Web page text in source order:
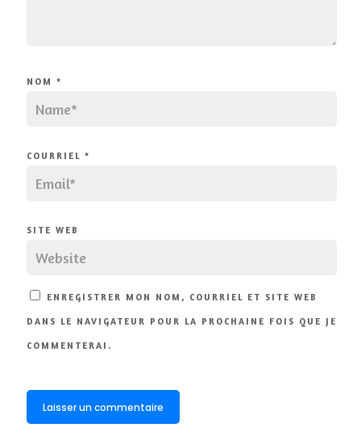
NOM *
COURRIEL *
SITE WEB
ENREGISTRER MON NOM, COURRIEL ET SITE WEB
DANS LE NAVIGATEUR POUR LA PROCHAINE FOIS QUE JE
COMMENTERAI.